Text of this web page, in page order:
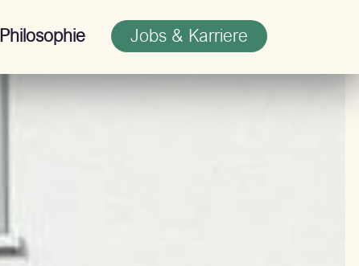
Philosophie Jobs & Karriere